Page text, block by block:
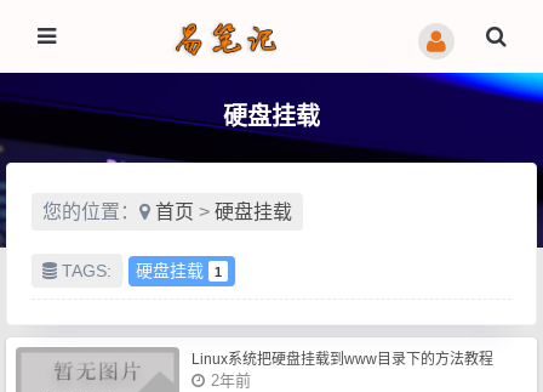
硬盘挂载
您的位置： 首页 > 硬盘挂载
TAGS: 硬盘挂载 1
Linux系统把硬盘挂载到www目录下的方法教程
2年前